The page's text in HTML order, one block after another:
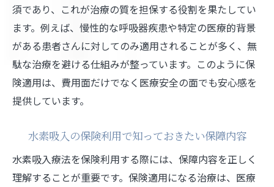
須であり、これが治療の質を担保する役割を果たしてい
ます。例えば、慢性的な呼吸器疾患や特定の医療的背景
がある患者さんに対してのみ適用されることが多く、無
駄な治療を避ける仕組みが整っています。このように保
険適用は、費用面だけでなく医療安全の面でも安心感を
提供しています。
水素吸入の保険利用で知っておきたい保障内容
水素吸入療法を保険利用する際には、保障内容を正しく
理解することが重要です。保険適用になる治療は、医療